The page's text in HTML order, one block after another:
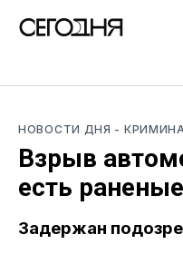
НОВОСТИ ДНЯ -
Взрыв
есть раненые
Задержан